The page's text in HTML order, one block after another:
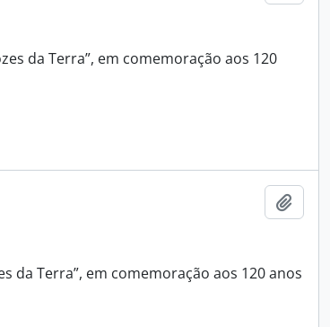
da Terra”, em comemoração aos 120
da Terra”, em comemoração aos 120 anos